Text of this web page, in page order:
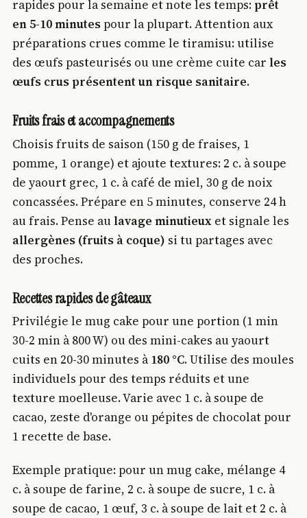
rapides pour la semaine et note les temps: prêt
en 5-10 minutespour la plupart. Attention aux
préparations crues comme le tiramisu: utilise
des œufs pasteurisés ou une crème cuite carles
œufs crus présentent un risque sanitaire.
Fruits frais et accompagnements
Choisis fruits de saison (150 g de fraises, 1
pomme, 1 orange) et ajoute textures: 2 c. à soupe
de yaourt grec, 1 c. à café de miel, 30 g de noix
concassées. Prépare en 5 minutes, conserve 24 h
au frais. Pense aulavage minutieux et signale les
allergènes (fruits à coque) si tu partages avec
des proches.
Recettes rapides de gâteaux
Privilégie le mug cake pour une portion (1 min
30-2 min à 800 W) ou des mini-cakes au yaourt
cuits en 20-30 minutes à 180 °C. Utilise des moules
individuels pour des temps réduits et une
texture moelleuse. Varie avec 1 c. à soupe de
cacao, zeste d'orange ou pépites de chocolat pour
1 recette de base.
Exemple pratique: pour un mug cake, mélange 4
c. à soupe de farine, 2 c. à soupe de sucre, 1 c. à
soupe de cacao, 1 œuf, 3 c. à soupe de lait et 2 c. à